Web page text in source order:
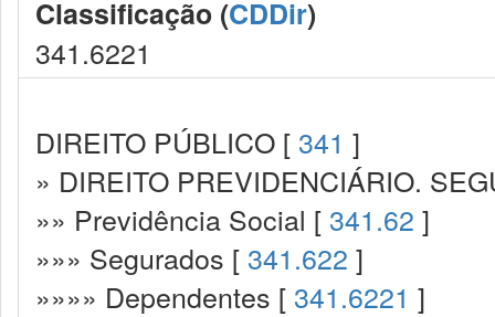
Classificação (CDDir)
341.6221
DIREITO PÚBLICO [ 341 ]
» DIREITO PREVIDENCIÁRIO.
»» Previdência Social [ 341.62 ]
»»» Segurados [ 341.622 ]
»»»» Dependentes [ 341.6221 ]